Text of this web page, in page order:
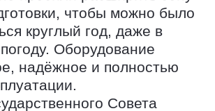
чтобы можно было
круглый год, даже в
Оборудование
надёжное и полностью
Совета